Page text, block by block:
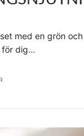
med en grön
för dig…